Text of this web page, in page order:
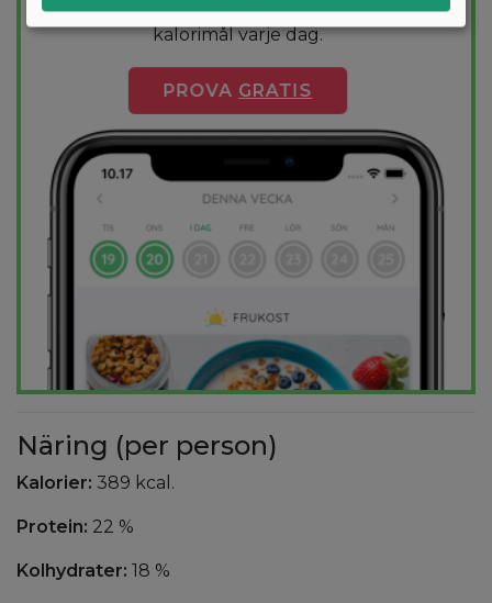
säkerställer att du håller dig inom ditt
kalorimål varje dag.
PROVA GRATIS
Näring (per person)
Kalorier: 389 kcal.
Protein: 22 %
Kolhydrater: 18 %